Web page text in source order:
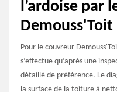
l’ardoise par
Demouss'Toit
Pour le couvreur
s’effectue qu’après une
détaillé de préférence. Le
la surface de la toiture à